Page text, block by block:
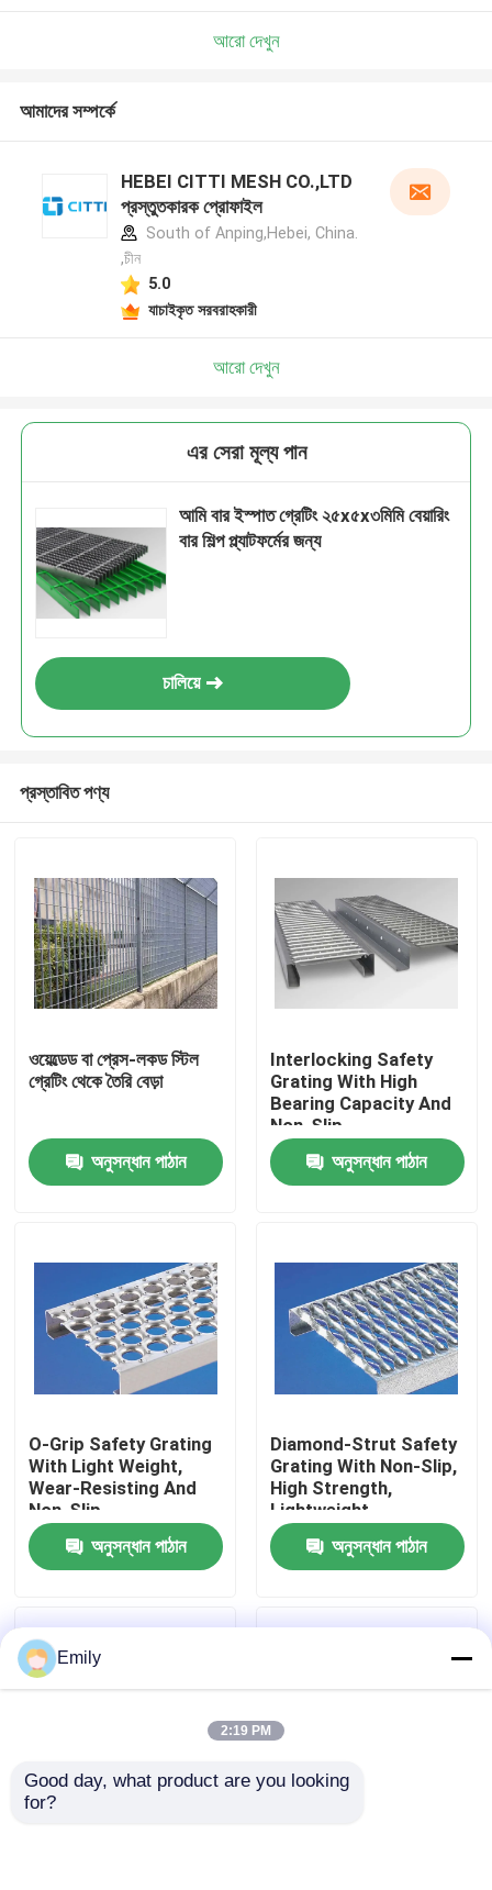
পণ্য
আমাদের সম্বন্ধে
কারখানা পরিদর্শন
গুণমান নিয়ন্ত্রণ
খবর
প্রসারিত ধাতু তারের জাল
আরো দেখুন
আমাদের সম্পর্কে
HEBEI CITTI MESH CO.,LTD
প্রস্তুতকারক প্রোফাইল
South of Anping,Hebei, China.
,চীন
5.0
যাচাইকৃত সরবরাহকারী
আরো দেখুন
এর সেরা মূল্য পান
আমি বার ইস্পাত গ্রেটিং ২৫x৫x৩মিমি বেয়ারিং
বার শিল্প প্ল্যাটফর্মের জন্য
চালিয়ে
প্রস্তাবিত পণ্য
ওয়েল্ডেড বা প্রেস-লকড স্টিল
গ্রেটিং থেকে তৈরি বেড়া
অনুসন্ধান পাঠান
Interlocking Safety
Grating With High
Bearing Capacity And
Non-Slip
অনুসন্ধান পাঠান
O-Grip Safety Grating
With Light Weight,
Wear-Resisting And
Non-Slip
অনুসন্ধান পাঠান
Diamond-Strut Safety
Grating With Non-Slip,
High Strength,
Lightweight
অনুসন্ধান পাঠান
Emily
2:19 PM
Good day, what product are you looking
for?